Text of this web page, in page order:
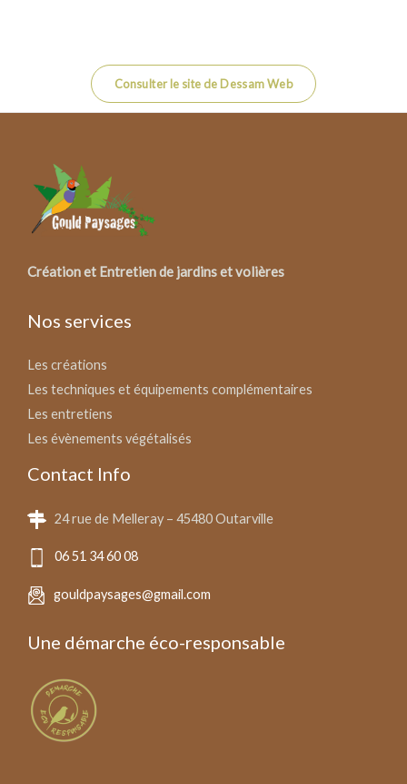
Consulter le site de Dessam Web
Création et Entretien de jardins et volières
Nos services
Les créations
Les techniques et équipements complémentaires
Les entretiens
Les évènements végétalisés
Contact Info
24 rue de Melleray – 45480 Outarville
06 51 34 60 08
gouldpaysages@gmail.com
Une démarche éco-responsable